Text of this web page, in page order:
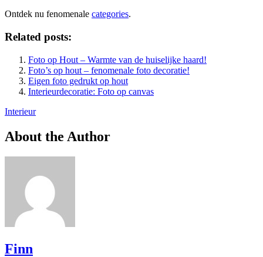
Ontdek nu fenomenale categories.
Related posts:
Foto op Hout – Warmte van de huiselijke haard!
Foto’s op hout – fenomenale foto decoratie!
Eigen foto gedrukt op hout
Interieurdecoratie: Foto op canvas
Interieur
About the Author
Finn